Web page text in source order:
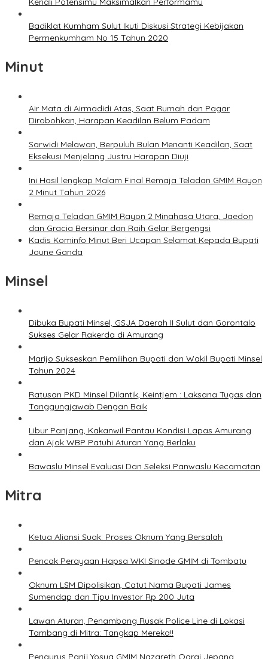
Badiklat Kumham Sulut Ikuti Diskusi Strategi Kebijakan
Permenkumham No 15 Tahun 2020
Minut
Air Mata di Airmadidi Atas, Saat Rumah dan Pagar
Dirobohkan, Harapan Keadilan Belum Padam
Sarwidi Melawan, Berpuluh Bulan Menanti Keadilan, Saat
Eksekusi Menjelang Justru Harapan Diuji
Ini Hasil lengkap Malam Final Remaja Teladan GMIM Rayon
2 Minut Tahun 2026
Remaja Teladan GMIM Rayon 2 Minahasa Utara, Jaedon
dan Gracia Bersinar dan Raih Gelar Bergengsi
Kadis Kominfo Minut Beri Ucapan Selamat Kepada Bupati
Joune Ganda
Minsel
Dibuka Bupati Minsel, GSJA Daerah II Sulut dan Gorontalo
Sukses Gelar Rakerda di Amurang
Marijo Sukseskan Pemilihan Bupati dan Wakil Bupati Minsel
Tahun 2024
Ratusan PKD Minsel Dilantik, Keintjem : Laksana Tugas dan
Tanggungjawab Dengan Baik
Libur Panjang, Kakanwil Pantau Kondisi Lapas Amurang
dan Ajak WBP Patuhi Aturan Yang Berlaku
Bawaslu Minsel Evaluasi Dan Seleksi Panwaslu Kecamatan
Mitra
Ketua Aliansi Suak: Proses Oknum Yang Bersalah
Pencak Perayaan Hapsa WKI Sinode GMIM di Tombatu
Oknum LSM Dipolisikan, Catut Nama Bupati James
Sumendap dan Tipu Investor Rp 200 Juta
Lawan Aturan, Penambang Rusak Police Line di Lokasi
Tambang di Mitra: Tangkap Mereka!!
Pengurus Panji Yosua GMIM Nazareth Oarai Jepang